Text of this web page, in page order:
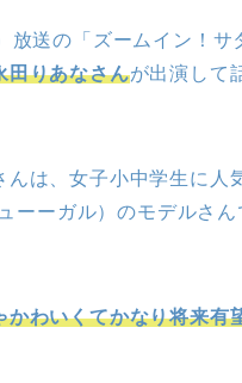
放送の「ズームイン！サ
田りあなさんが出演して
んは、女子小中学生に人
ーーガル）のモデルさ
かわいくてかなり将来有